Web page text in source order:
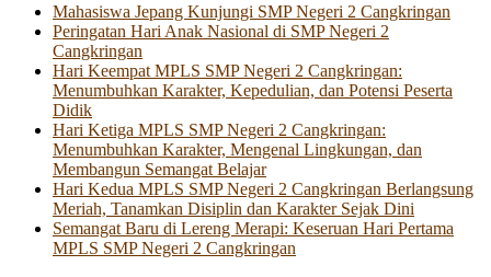
Mahasiswa Jepang Kunjungi SMP Negeri 2 Cangkringan
Peringatan Hari Anak Nasional di SMP Negeri 2
Cangkringan
Hari Keempat MPLS SMP Negeri 2 Cangkringan:
Menumbuhkan Karakter, Kepedulian, dan Potensi Peserta
Didik
Hari Ketiga MPLS SMP Negeri 2 Cangkringan:
Menumbuhkan Karakter, Mengenal Lingkungan, dan
Membangun Semangat Belajar
Hari Kedua MPLS SMP Negeri 2 Cangkringan Berlangsung
Meriah, Tanamkan Disiplin dan Karakter Sejak Dini
Semangat Baru di Lereng Merapi: Keseruan Hari Pertama
MPLS SMP Negeri 2 Cangkringan